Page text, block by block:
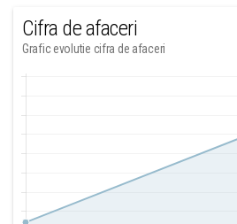
Cifra de afaceri
Grafic evolutie cifra de afaceri